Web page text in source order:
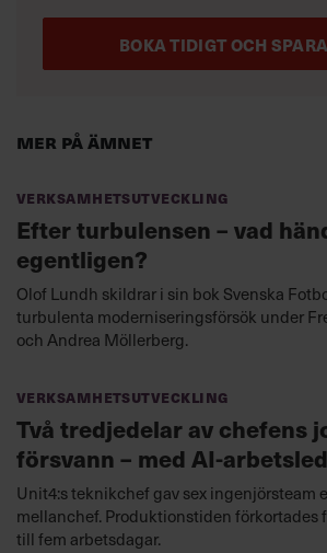
Mer på ämnet
Verksamhetsutveckling
Efter turbulensen – vad
egentligen?
Olof Lundh skildrar i sin bok Svenska
turbulenta moderniseringsförsök under
och Andrea Möllerberg.
Verksamhetsutveckling
Två tredjedelar av chefens
försvann – med AI-
Unit4:s teknikchef gav sex ingenjörsteam
mellanchef. Produktionstiden förkortades
till fem arbetsdagar.
BOKA TIDIGT OCH